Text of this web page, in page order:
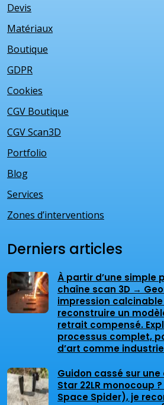
Devis
Matériaux
Boutique
GDPR
Cookies
CGV Boutique
CGV Scan3D
Portfolio
Blog
Services
Zones d’interventions
Derniers articles
À partir d’une simple
chaîne scan 3D →
impression
reconstruire un
retrait compensé.
processus complet,
d’art comme
Guidon cassé sur
Star 22LR monocoup
Space Spider), je